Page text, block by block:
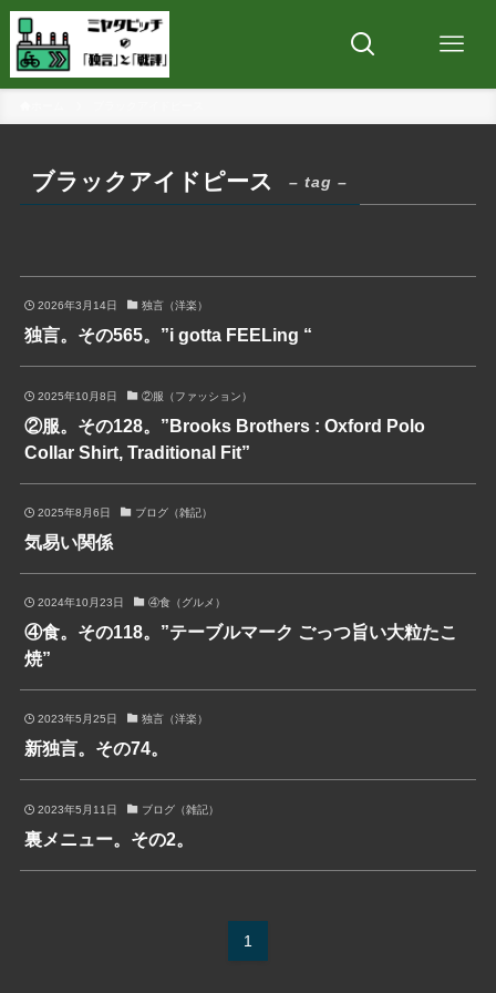
ブラックアイドピース – tag –
2026年3月14日 独言（洋楽）
独言。その565。”i gotta FEELing “
2025年10月8日 ②服（ファッション）
②服。その128。”Brooks Brothers : Oxford Polo
Collar Shirt, Traditional Fit”
2025年8月6日 ブログ（雑記）
気易い関係
2024年10月23日 ④食（グルメ）
④食。その118。”テーブルマーク ごっつ旨い大粒たこ
焼”
2023年5月25日 独言（洋楽）
新独言。その74。
2023年5月11日 ブログ（雑記）
裏メニュー。その2。
1